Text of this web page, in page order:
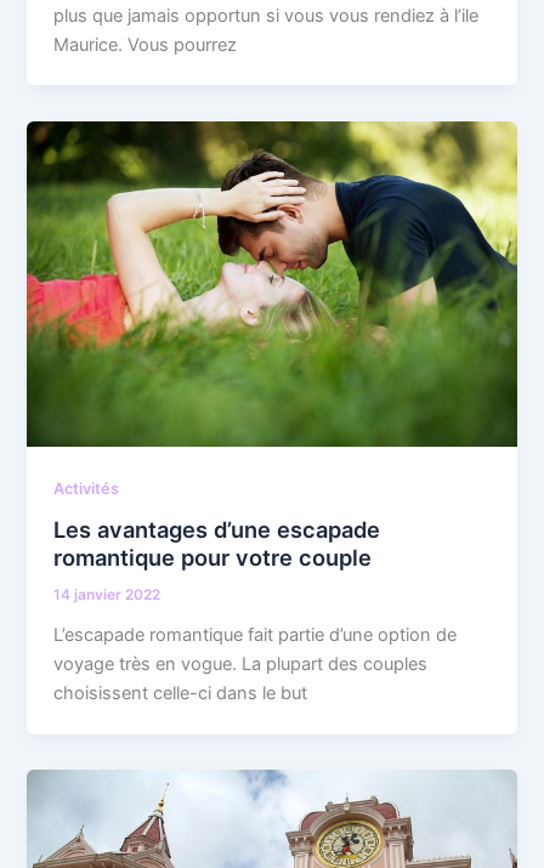
plus que jamais opportun si vous vous rendiez à l’ile
Maurice. Vous pourrez
Activités
Les avantages d’une escapade
romantique pour votre couple
14 janvier 2022
L’escapade romantique fait partie d’une option de
voyage très en vogue. La plupart des couples
choisissent celle-ci dans le but